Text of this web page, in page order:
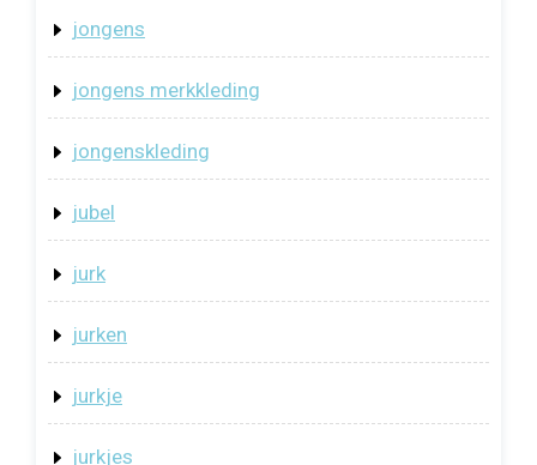
jongens
jongens merkkleding
jongenskleding
jubel
jurk
jurken
jurkje
jurkjes